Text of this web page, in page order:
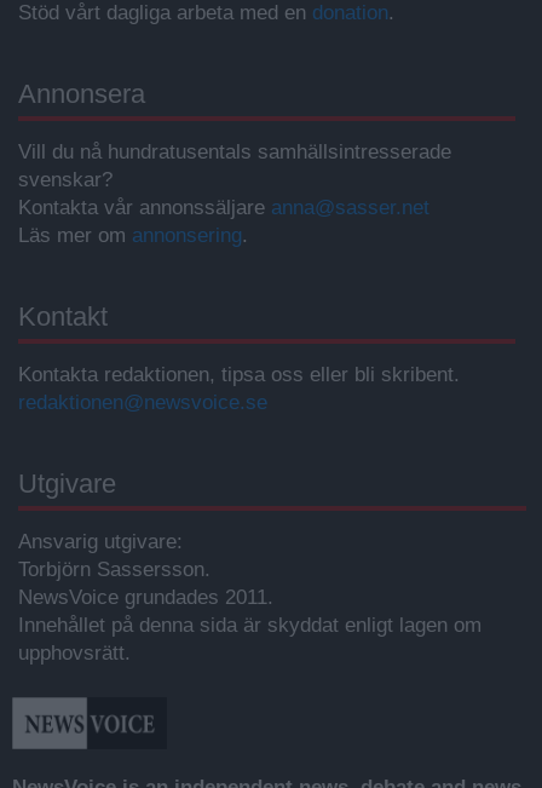
Stöd vårt dagliga arbeta med en donation.
Annonsera
Vill du nå hundratusentals samhällsintresserade
svenskar?
Kontakta vår annonssäljare anna@sasser.net
Läs mer om annonsering.
Kontakt
Kontakta redaktionen, tipsa oss eller bli skribent.
redaktionen@newsvoice.se
Utgivare
Ansvarig utgivare:
Torbjörn Sassersson.
NewsVoice grundades 2011.
Innehållet på denna sida är skyddat enligt lagen om
upphovsrätt.